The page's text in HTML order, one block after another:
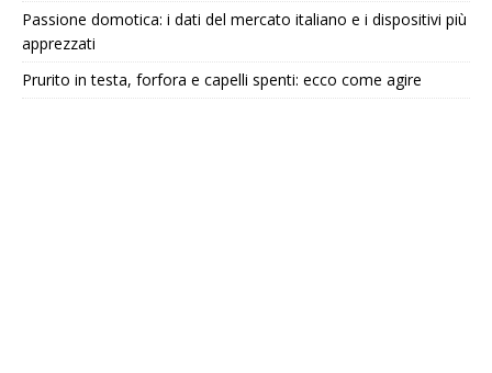
Passione domotica: i dati del mercato italiano e i dispositivi più
apprezzati
Prurito in testa, forfora e capelli spenti: ecco come agire